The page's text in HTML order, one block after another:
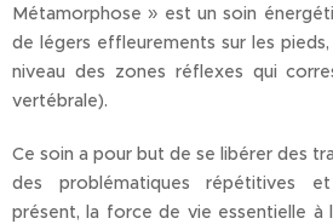
Métamorphose » est un soin
de légers effleurements sur les
niveau des zones réflexes qui
vertébrale).
Ce soin a pour but de se libérer des
des problématiques répétitives
présent, la force de vie essentielle à